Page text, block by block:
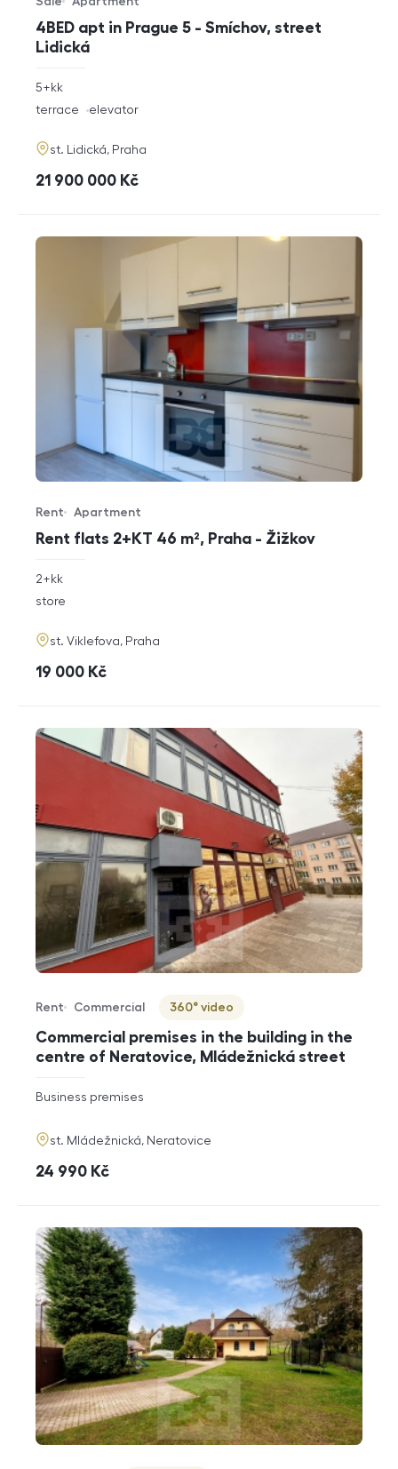
4BED apt in Prague 5 - Smíchov, street
Lidická
Offer type
Property type
rozměry
disposition
5+kk
funkce
terrace elevator
adresa
st. Lidická, Praha
cena
21 900 000 Kč
Rent flats 2+KT 46 m², Praha - Žižkov
Offer type
Rent
Property type
Apartment
rozměry
disposition
2+kk
funkce
store
adresa
st. Viklefova, Praha
cena
19 000 Kč
Commercial premises in the building in the
centre of Neratovice, Mládežnická street
Offer type
Rent
Property type
Commercial
Virtuální prohlídka
360° video
rozměry
disposition
Business premises
adresa
st. Mládežnická, Neratovice
cena
24 990 Kč